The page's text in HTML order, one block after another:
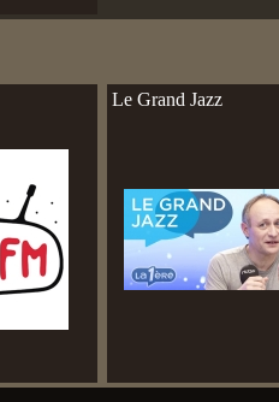
Le Grand Jazz